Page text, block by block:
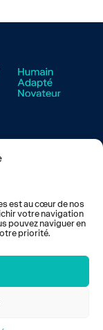
est au cœur de nos
votre navigation
pouvez naviguer en
priorité.
site.